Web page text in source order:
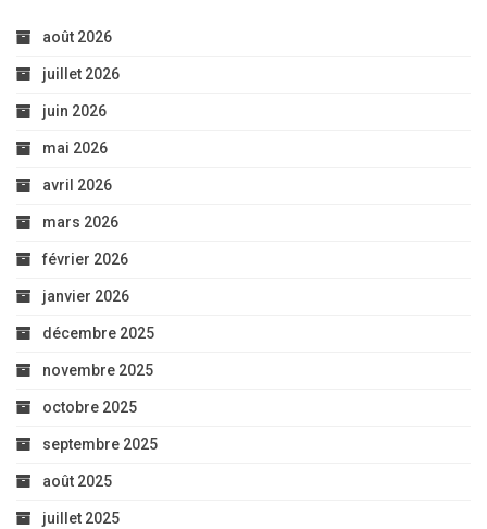
août 2026
juillet 2026
juin 2026
mai 2026
avril 2026
mars 2026
février 2026
janvier 2026
décembre 2025
novembre 2025
octobre 2025
septembre 2025
août 2025
juillet 2025